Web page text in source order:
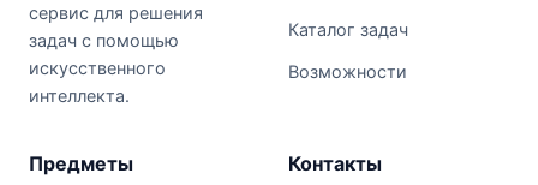
сервис для решения
задач с помощью
искусственного
интеллекта.
Каталог задач
Возможности
Предметы Контакты